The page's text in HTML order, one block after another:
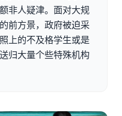
非人疑津。面对大规
前方景，政府被迫采
上的不及格学生或是
归大量个些特殊机构